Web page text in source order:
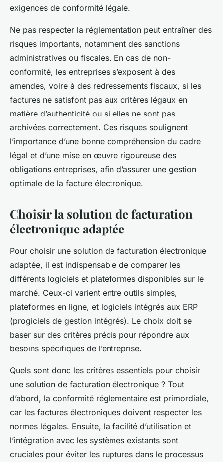
exigences de conformité légale.
Ne pas respecter la réglementation peut entraîner des
risques importants, notamment des sanctions
administratives ou fiscales. En cas de non-
conformité, les entreprises s’exposent à des
amendes, voire à des redressements fiscaux, si les
factures ne satisfont pas aux critères légaux en
matière d’authenticité ou si elles ne sont pas
archivées correctement. Ces risques soulignent
l’importance d’une bonne compréhension du cadre
légal et d’une mise en œuvre rigoureuse des
obligations entreprises, afin d’assurer une gestion
optimale de la facture électronique.
Choisir la solution de facturation
électronique adaptée
Pour choisir une solution de facturation électronique
adaptée, il est indispensable de comparer les
différents logiciels et plateformes disponibles sur le
marché. Ceux-ci varient entre outils simples,
plateformes en ligne, et logiciels intégrés aux ERP
(progiciels de gestion intégrés). Le choix doit se
baser sur des critères précis pour répondre aux
besoins spécifiques de l’entreprise.
Quels sont donc les critères essentiels pour choisir
une solution de facturation électronique ? Tout
d’abord, la conformité réglementaire est primordiale,
car les factures électroniques doivent respecter les
normes légales. Ensuite, la facilité d’utilisation et
l’intégration avec les systèmes existants sont
cruciales pour éviter les ruptures dans le processus